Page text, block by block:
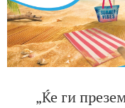
„Ќе ги